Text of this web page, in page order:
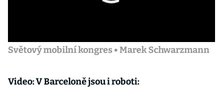
Světový mobilní kongres • Marek Schwarzmann
Video: V Barceloně jsou i roboti: